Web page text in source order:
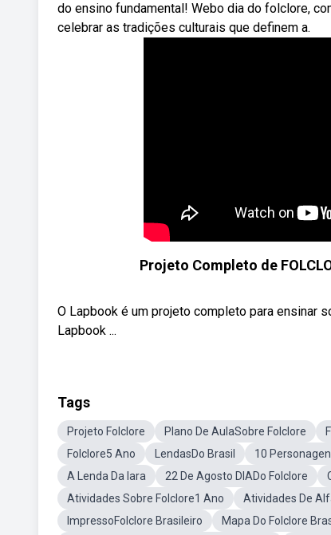
do ensino fundamental! Webo dia do folclore,
celebrar as tradições culturais que definem a.
Projeto Completo de
O Lapbook é um projeto completo para ensinar
Lapbook ...
Tags
Projeto Folclore Plano De AulaSobre Folclore
Folclore5 Ano
LendasDo Brasil 10
A Lenda Da Iara
22 De Agosto DIADo Folclore
Atividades Sobre Folclore1 Ano
Atividades De
ImpressoFolclore Brasileiro
Mapa Do Folclore